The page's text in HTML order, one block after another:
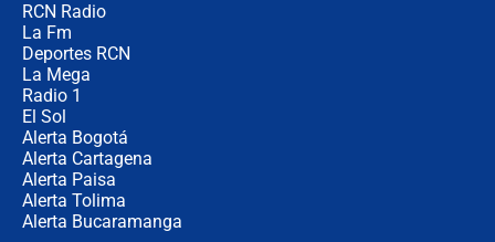
RCN Radio
La Fm
Deportes RCN
La Mega
Radio 1
El Sol
Alerta Bogotá
Alerta Cartagena
Alerta Paisa
Alerta Tolima
Alerta Bucaramanga